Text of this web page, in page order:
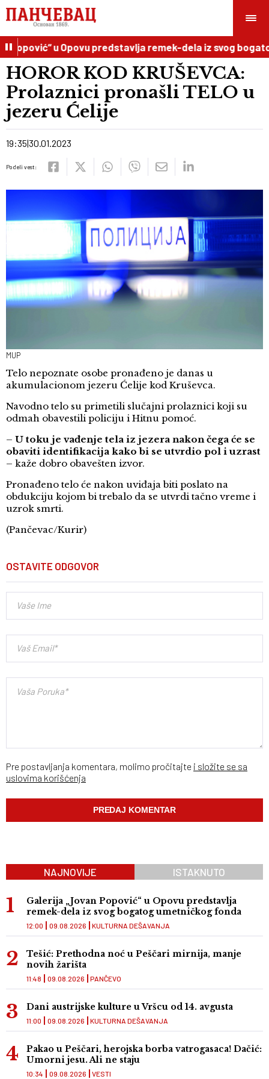
u Opovu predstavlja remek-dela iz svog bogatog
HOROR KOD KRUŠEVCA:
Prolaznici pronašli TELO u
jezeru Ćelije
19:35 30.01.2023
Podeli vest:
MUP
Telo nepoznate osobe pronađeno je danas u
akumulacionom jezeru Ćelije kod Kruševca.
Navodno telo su primetili slučajni prolaznici koji su
odmah obavestili policiju i Hitnu pomoć.
– U toku je vađenje tela iz jezera nakon čega će se
obaviti identifikacija kako bi se utvrdio pol i uzrast
– kaže dobro obavešten izvor.
Pronađeno telo će nakon uviđaja biti poslato na
obdukciju kojom bi trebalo da se utvrdi tačno vreme i
uzrok smrti.
(Pančevac/Kurir)
OSTAVITE ODGOVOR
Pre postavljanja komentara, molimo pročitajte i složite se sa
uslovima korišćenja
NAJNOVIJE ISTAKNUTO
Galerija „Jovan Popović“ u Opovu predstavlja
remek-dela iz svog bogatog umetničkog fonda
KULTURNA DEŠAVANJA
12:00 09.08.2026
Tešić: Prethodna noć u Peščari mirnija, manje
novih žarišta
PANČEVO
11:48 09.08.2026
Dani austrijske kulture u Vršcu od 14. avgusta
KULTURNA DEŠAVANJA
11:00 09.08.2026
Pakao u Peščari, herojska borba vatrogasaca! Dačić:
Umorni jesu. Ali ne staju
VESTI
10:34 09.08.2026